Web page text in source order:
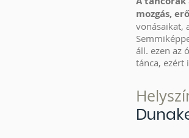
mozgás,
vonásaikat,
áll. ezen az
tánca, ezért